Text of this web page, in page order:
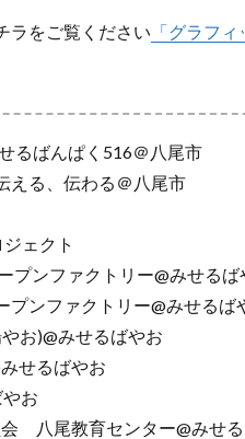
ラをご覧ください 「グラフ
ばんぱく516＠八尾市
る、伝わる＠八尾市
ェクト
ファクトリー@みせるば
ファクトリー@みせるば
)@みせるばやお
せるばやお
お
八尾教育センター@みせ